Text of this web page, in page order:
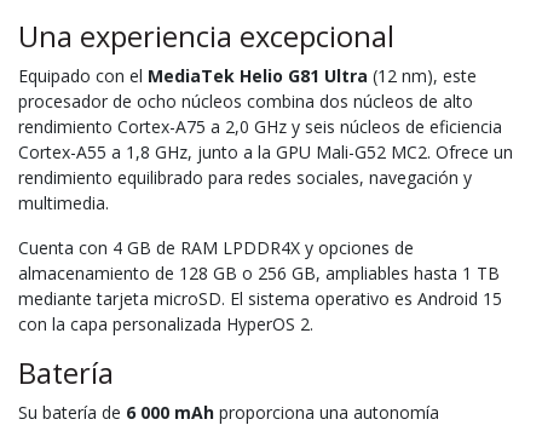
Una experiencia excepcional
Equipado con el MediaTek Helio G81 Ultra (12 nm), este
procesador de ocho núcleos combina dos núcleos de alto
rendimiento Cortex-A75 a 2,0 GHz y seis núcleos de eficiencia
Cortex-A55 a 1,8 GHz, junto a la GPU Mali-G52 MC2. Ofrece un
rendimiento equilibrado para redes sociales, navegación y
multimedia.
Cuenta con 4 GB de RAM LPDDR4X y opciones de
almacenamiento de 128 GB o 256 GB, ampliables hasta 1 TB
mediante tarjeta microSD. El sistema operativo es Android 15
con la capa personalizada HyperOS 2.
Batería
Su batería de 6 000 mAh proporciona una autonomía